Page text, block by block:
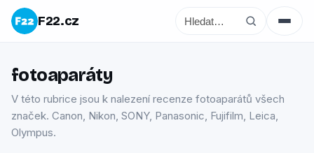
F22.cz
fotoaparáty
V této rubrice jsou k nalezení recenze fotoaparátů všech
značek. Canon, Nikon, SONY, Panasonic, Fujifilm, Leica,
Olympus.